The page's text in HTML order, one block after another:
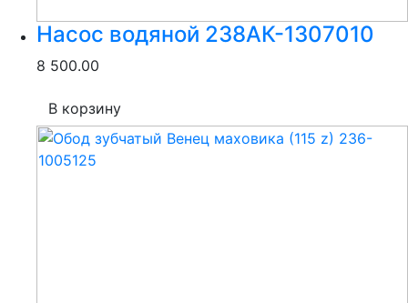
Насос водяной 238АК-1307010
8 500.00
В корзину